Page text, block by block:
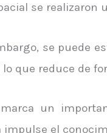
se realizaron
se puede
lo que reduce de
un
impulse el